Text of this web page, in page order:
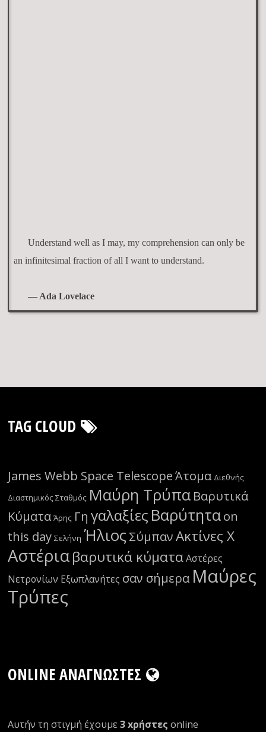
Understand well as I may, my comprehension can only be
an infinitesimal fraction of all I want to understand.
— Ada Lovelace
TAG CLOUD
James Webb Space Telescope Άτομα Διεθνής
Διαστημικός Σταθμός Μαύρη Τρύπα Βαρυτικά
Κύματα Άρης Γη γαλαξίες Βαρύτηταon
this day Σελήνη Ήλιος Σύμπαν Ακτίνες Χ
Αστέριαβαρυτικά κύματα Αστέρες
Νετρονίων Εξωπλανήτες σαν σήμερα Μαύρες
Τρύπες
ONLINE ΑΝΑΓΝΏΣΤΕΣ
Αυτήν τη στιγμή έχουμε3 xρήστες οnline